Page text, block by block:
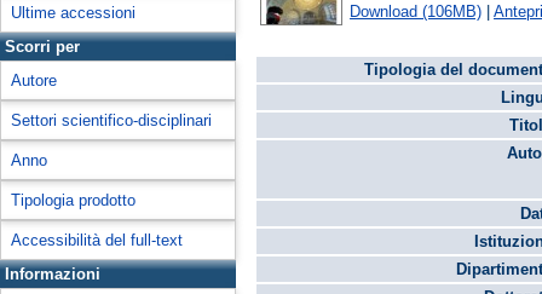
Ultime accessioni
Scorri per
Autore
Settori scientifico-disciplinari
Anno
Tipologia prodotto
Accessibilità del full-text
Informazioni
Download (106MB) |
Tipologia del